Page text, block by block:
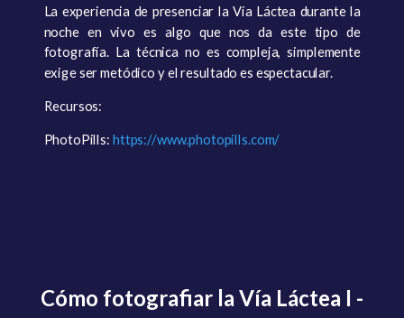
La experiencia de presenciar la Vía Láctea durante la
noche en vivo es algo que nos da este tipo de
fotografía. La técnica no es compleja, simplemente
exige ser metódico y el resultado es espectacular.
Recursos:
PhotoPills: https://www.photopills.com/
Cómo fotografiar la Vía Láctea I -